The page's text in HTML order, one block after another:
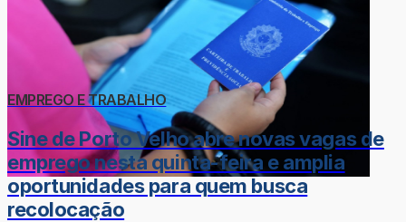
EMPREGO E TRABALHO
Sine de Porto Velho abre novas vagas de
emprego nesta quinta-feira e amplia
oportunidades para quem busca
recolocação